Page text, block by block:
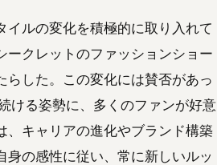
ルの変化を積極的に取り入れて
ークレットのファッションショー
した。この変化には賛否があっ
ける姿勢に、多くのファンが好意
、キャリアの進化やブランド構築
の感性に従い、常に新しいルッ